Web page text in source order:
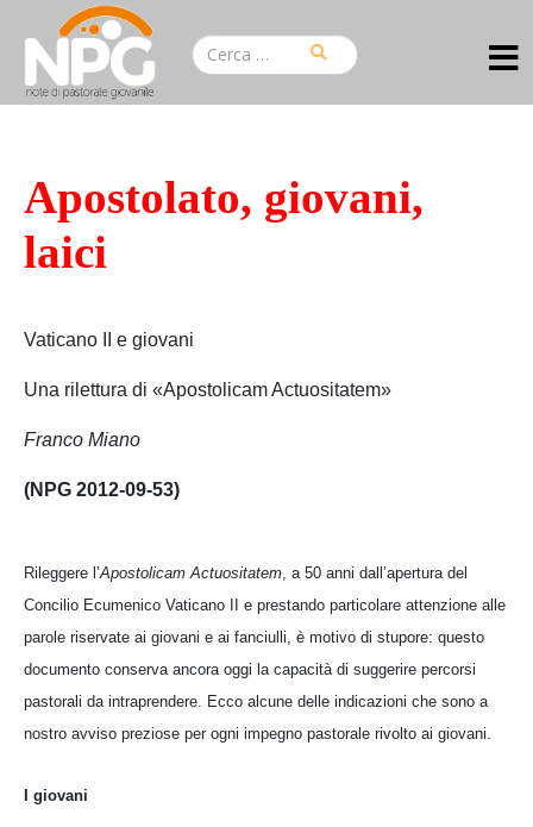
Apostolato, giovani,
laici
Vaticano II e giovani
Una rilettura di «Apostolicam Actuositatem»
Franco Miano
(NPG 2012-09-53)
Rileggere l’Apostolicam Actuositatem , a 50 anni dall’apertura del
Concilio Ecumenico Vaticano II e prestando particolare attenzione alle
parole riservate ai giovani e ai fanciulli, è motivo di stupore: questo
documento conserva ancora oggi la capacità di suggerire percorsi
pastorali da intraprendere. Ecco alcune delle indicazioni che sono a
nostro avviso preziose per ogni impegno pastorale rivolto ai giovani.
I giovani